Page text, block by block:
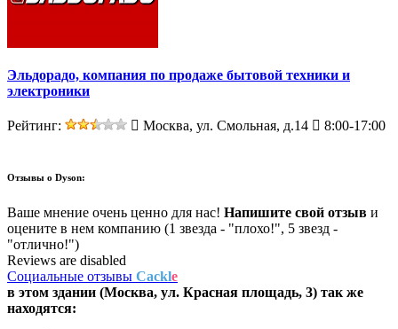
Эльдорадо, компания по продаже бытовой техники и
электроники
Рейтинг: Москва, ул. Смольная, д.14 8:00-17:00
Отзывы о Dyson:
Ваше мнение очень ценно для нас! Напишите свой отзыв и
оцените в нем компанию (1 звезда - "плохо!", 5 звезд -
"отлично!")
Reviews are disabled
Социальные отзывы Cackle
в этом здании (Москва, ул. Красная площадь, 3) так же
находятся: